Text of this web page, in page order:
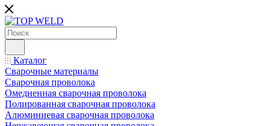
Каталог
Сварочные материалы
Сварочная проволока
Омедненная сварочная проволока
Полированная сварочная проволока
Алюминиевая сварочная проволока